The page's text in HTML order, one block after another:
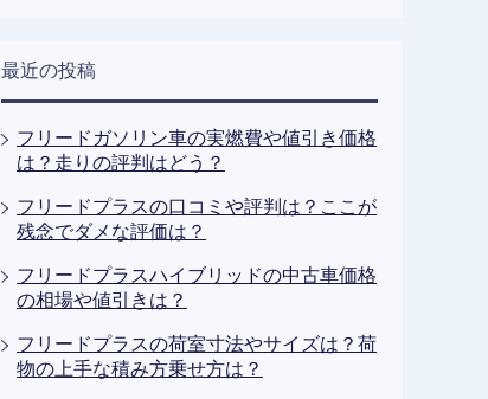
最近の投稿
フリードガソリン車の実燃費や値引き価格
は？走りの評判はどう？
フリードプラスの口コミや評判は？ここが
残念でダメな評価は？
フリードプラスハイブリッドの中古車価格
の相場や値引きは？
フリードプラスの荷室寸法やサイズは？荷
物の上手な積み方乗せ方は？